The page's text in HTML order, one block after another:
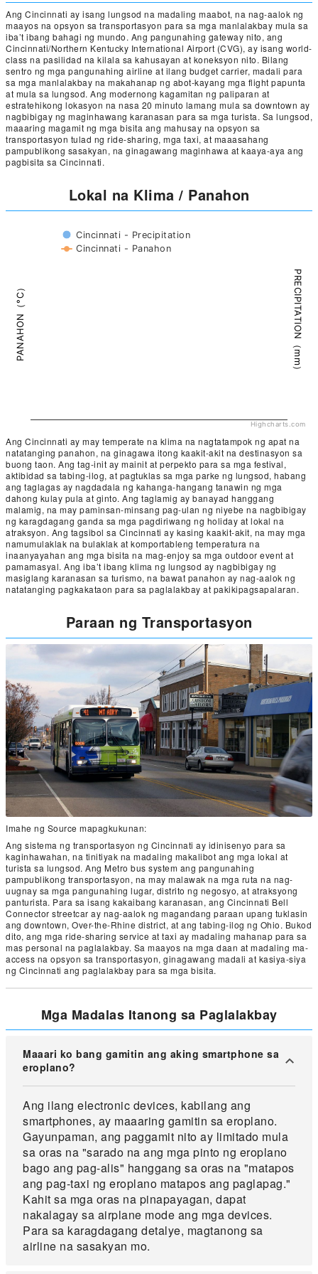
Ang Cincinnati ay isang lungsod na madaling maabot, na nag-aalok ng
maayos na opsyon sa transportasyon para sa mga manlalakbay mula sa
iba’t ibang bahagi ng mundo. Ang pangunahing gateway nito, ang
Cincinnati/Northern Kentucky International Airport (CVG), ay isang world-
class na pasilidad na kilala sa kahusayan at koneksyon nito. Bilang
sentro ng mga pangunahing airline at ilang budget carrier, madali para
sa mga manlalakbay na makahanap ng abot-kayang mga flight papunta
at mula sa lungsod. Ang modernong kagamitan ng paliparan at
estratehikong lokasyon na nasa 20 minuto lamang mula sa downtown ay
nagbibigay ng maginhawang karanasan para sa mga turista. Sa lungsod,
maaaring magamit ng mga bisita ang mahusay na opsyon sa
transportasyon tulad ng ride-sharing, mga taxi, at maaasahang
pampublikong sasakyan, na ginagawang maginhawa at kaaya-aya ang
pagbisita sa Cincinnati.
Lokal na Klima / Panahon
PANAHON（°C） PRECIPITATION（mm）
Cincinnati - Precipitation
Cincinnati - Panahon
Highcharts.com
Ang Cincinnati ay may temperate na klima na nagtatampok ng apat na
natatanging panahon, na ginagawa itong kaakit-akit na destinasyon sa
buong taon. Ang tag-init ay mainit at perpekto para sa mga festival,
aktibidad sa tabing-ilog, at pagtuklas sa mga parke ng lungsod, habang
ang taglagas ay nagdadala ng kahanga-hangang tanawin ng mga
dahong kulay pula at ginto. Ang taglamig ay banayad hanggang
malamig, na may paminsan-minsang pag-ulan ng niyebe na nagbibigay
ng karagdagang ganda sa mga pagdiriwang ng holiday at lokal na
atraksyon. Ang tagsibol sa Cincinnati ay kasing kaakit-akit, na may mga
namumulaklak na bulaklak at komportableng temperatura na
inaanyayahan ang mga bisita na mag-enjoy sa mga outdoor event at
pamamasyal. Ang iba’t ibang klima ng lungsod ay nagbibigay ng
masiglang karanasan sa turismo, na bawat panahon ay nag-aalok ng
natatanging pagkakataon para sa paglalakbay at pakikipagsapalaran.
Paraan ng Transportasyon
Imahe ng Source mapagkukunan:
Ang sistema ng transportasyon ng Cincinnati ay idinisenyo para sa
kaginhawahan, na tinitiyak na madaling makalibot ang mga lokal at
turista sa lungsod. Ang Metro bus system ang pangunahing
pampublikong transportasyon, na may malawak na mga ruta na nag-
uugnay sa mga pangunahing lugar, distrito ng negosyo, at atraksyong
panturista. Para sa isang kakaibang karanasan, ang Cincinnati Bell
Connector streetcar ay nag-aalok ng magandang paraan upang tuklasin
ang downtown, Over-the-Rhine district, at ang tabing-ilog ng Ohio. Bukod
dito, ang mga ride-sharing service at taxi ay madaling mahanap para sa
mas personal na paglalakbay. Sa maayos na mga daan at madaling ma-
access na opsyon sa transportasyon, ginagawang madali at kasiya-siya
ng Cincinnati ang paglalakbay para sa mga bisita.
Mga Madalas Itanong sa Paglalakbay
Maaari ko bang gamitin ang aking smartphone sa
eroplano?
Ang ilang electronic devices, kabilang ang
smartphones, ay maaaring gamitin sa eroplano.
Gayunpaman, ang paggamit nito ay limitado mula
sa oras na "sarado na ang mga pinto ng eroplano
bago ang pag-alis" hanggang sa oras na "matapos
ang pag-taxi ng eroplano matapos ang paglapag."
Kahit sa mga oras na pinapayagan, dapat
nakalagay sa airplane mode ang mga devices.
Para sa karagdagang detalye, magtanong sa
airline na sasakyan mo.